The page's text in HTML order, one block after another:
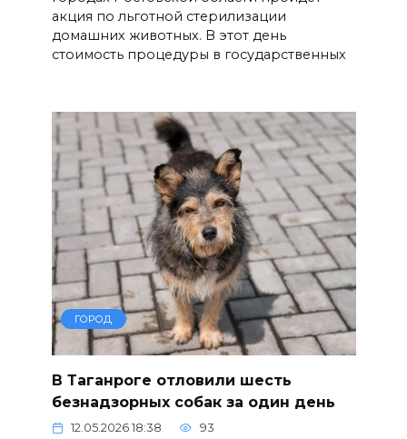
акция по льготной стерилизации
домашних животных. В этот день
стоимость процедуры в государственных
ГОРОД
В Таганроге отловили шесть
безнадзорных собак за один день
12.05.2026 18:38 93